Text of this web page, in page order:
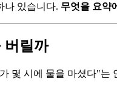
나 있습니다. 무엇을 요약
버릴까
몇 시에 물을 마셨다"